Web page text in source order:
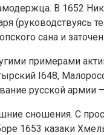
В 1652
(руководствуясь
сана и
примерами
I648,
русской армии
сношения. С
1653 казаки